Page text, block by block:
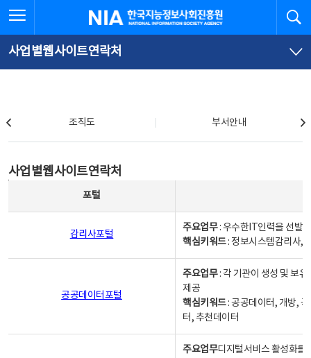
문
로
가
체
뉴
바
가
한국지능정보사회진흥원
사업별웹사이트연락처
조직도 부서안내
사업별웹사이트연락처
포털
감리사포털
주요업무: 우수한IT인력을 선발
핵심키워드: 정보시스템감리사,
공공데이터포털
주요업무: 각 기관이 생성 및 보
제공
핵심키워드: 공공데이터, 개방,
터, 추천데이터
주요업무디지털서비스 활성화를